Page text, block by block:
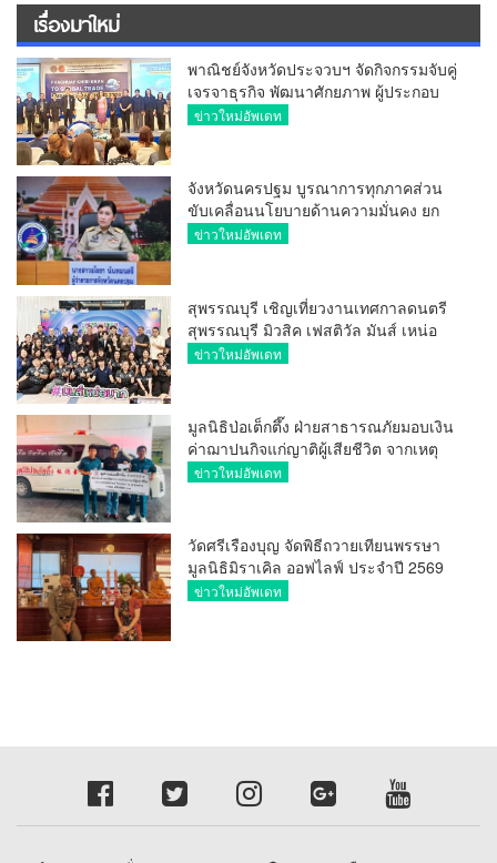
เรื่องมาใหม่
พาณิชย์จังหวัดประจวบฯ จัดกิจกรรมจับคู่
เจรจาธุรกิจ พัฒนาศักยภาพ ผู้ประกอบ
การ ขยายช่องทางการค้า สู่การค้า
ข่าวใหม่อัพเดท
จังหวัดนครปฐม บูรณาการทุกภาคส่วน
ขับเคลื่อนนโยบายด้านความมั่นคง ยก
ระดับการป้องกันอาชญากรรมทาง
ข่าวใหม่อัพเดท
สุพรรณบุรี เชิญเที่ยวงานเทศกาลดนตรี
สุพรรณบุรี มิวสิค เฟสติวัล มันส์ เหน่อ
มาก
ข่าวใหม่อัพเดท
มูลนิธิป่อเต็กตึ๊ง ฝ่ายสาธารณภัยมอบเงิน
ค่าฌาปนกิจแก่ญาติผู้เสียชีวิต จากเหตุ
เพลิงไหม้ โรงเบียร์ ณ ลาดพร้าว จำนวน
ข่าวใหม่อัพเดท
วัดศรีเรืองบุญ จัดพิธีถวายเทียนพรรษา
มูลนิธิมิราเคิล ออฟไลฟ์ ประจำปี 2569
พล.ต.ต.ศิริวัฒน์ ดีพอ ให้เกียรติเป็น
ข่าวใหม่อัพเดท